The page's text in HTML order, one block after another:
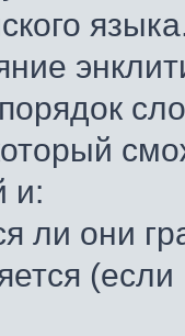
и:
ли они